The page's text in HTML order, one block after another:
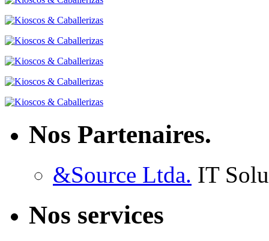
Nos Partenaires.
&Source Ltda. IT
Nos services